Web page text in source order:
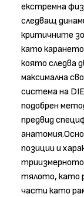
екстремна
следващ
критичните
като
която следва
максимална
система на
подобрен
предвид
позиции и
триизмерното
тялото, като
части като